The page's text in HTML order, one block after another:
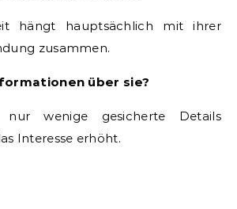
hängt hauptsächlich mit ihrer
zusammen.
über sie?
wenige gesicherte Details
Interesse erhöht.